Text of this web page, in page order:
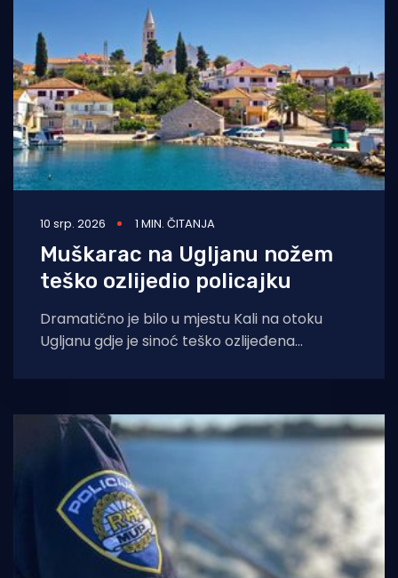
10 srp. 2026 1 MIN. ČITANJA
Muškarac na Ugljanu nožem
teško ozlijedio policajku
Dramatično je bilo u mjestu Kali na otoku
Ugljanu gdje je sinoć teško ozlijeđena